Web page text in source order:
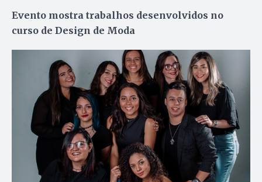
Evento mostra trabalhos desenvolvidos no
curso de Design de Moda